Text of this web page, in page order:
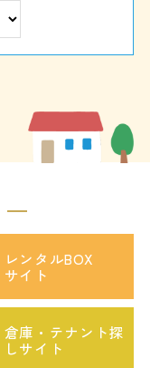
レンタルBOX
サイト
倉庫・テナント探
しサイト